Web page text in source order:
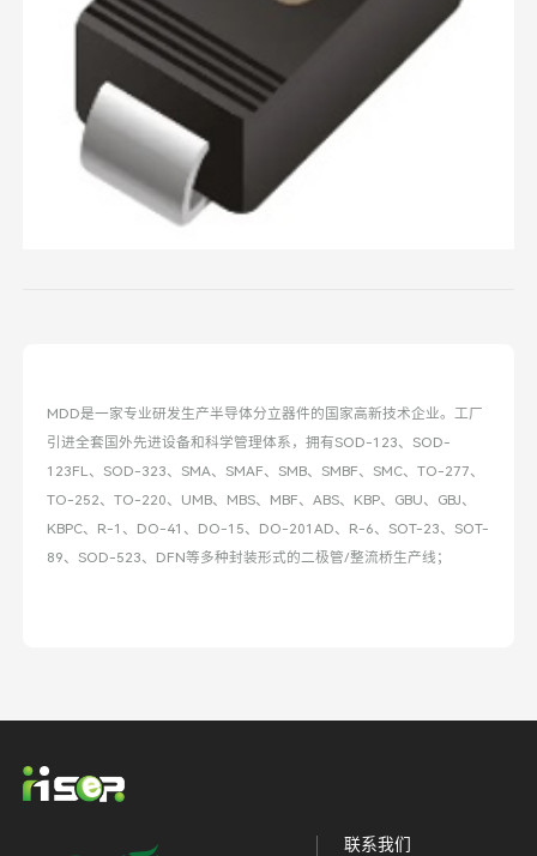
MDD是一家专业研发生产半导体分立器件的国家高新技术企业。工厂
引进全套国外先进设备和科学管理体系，拥有SOD-123、SOD-
123FL、SOD-323、SMA、SMAF、SMB、SMBF、SMC、TO-277、
TO-252、TO-220、UMB、MBS、MBF、ABS、KBP、GBU、GBJ、
KBPC、R-1、DO-41、DO-15、DO-201AD、R-6、SOT-23、SOT-
89、SOD-523、DFN等多种封装形式的二极管/整流桥生产线；
联系我们